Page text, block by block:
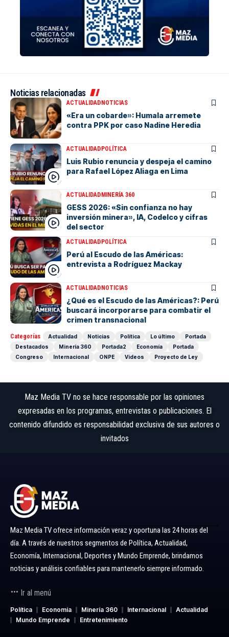
Noticias relacionadas
ACTUALIDADNOTICIAS
«Era un cobarde»: Humala arremete
contra PPK por caso Nadine Heredia
ACTUALIDADPOLÍTICA
Luis Rubio renuncia y despeja el camino
para Rafael López Aliaga en Lima
ACTUALIDADMINERÍA 360
GESS 2026: «Sin confianza no hay
inversión minera», IA, Codelco y cifras
del sector
ACTUALIDADPOLÍTICA
Perú al Escudo de las Américas:
entrevista a Rodríguez Mackay
ACTUALIDADNOTICIAS
¿Qué es el Escudo de las Américas?: Perú
buscará incorporarse para combatir el
crimen transnacional
Categorías Actualidad Noticias Política Lo último
Portada
Destacados
Minería 360 Portada2 Economía
Portada
Congreso
Internacional ONPE Videos Proyecto de Ley
Maz Media TV no se hace responsable por las opiniones
expresadas en los programas, entrevistas o publicaciones. El
contenido difundido es responsabilidad exclusiva de sus autores o
invitados
Maz Media TV ofrece información veraz y oportuna las 24 horas del
día. A través de nuestros segmentos de Política, Actualidad,
Economía, Internacional, Deportes y Mundo Emprende, brindamos
noticias y análisis confiables para mantenerlo siempre informado.
Ir al menú
Política Economía Minería 360 Internacional
Actualidad
Mundo Emprende
Entretenimiento